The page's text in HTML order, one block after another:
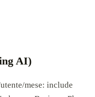
AI)
mese: include